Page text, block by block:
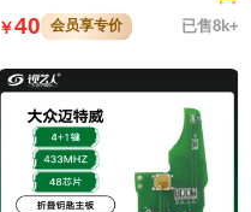
无积分
￥40 会员享专价 已售8k+